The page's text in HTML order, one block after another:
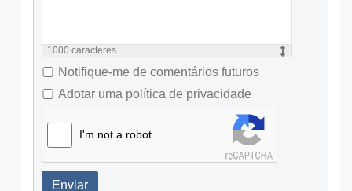
1000 caracteres
Notifique-me de comentários futuros
Adotar uma política de privacidade
I'm not a robot
Enviar